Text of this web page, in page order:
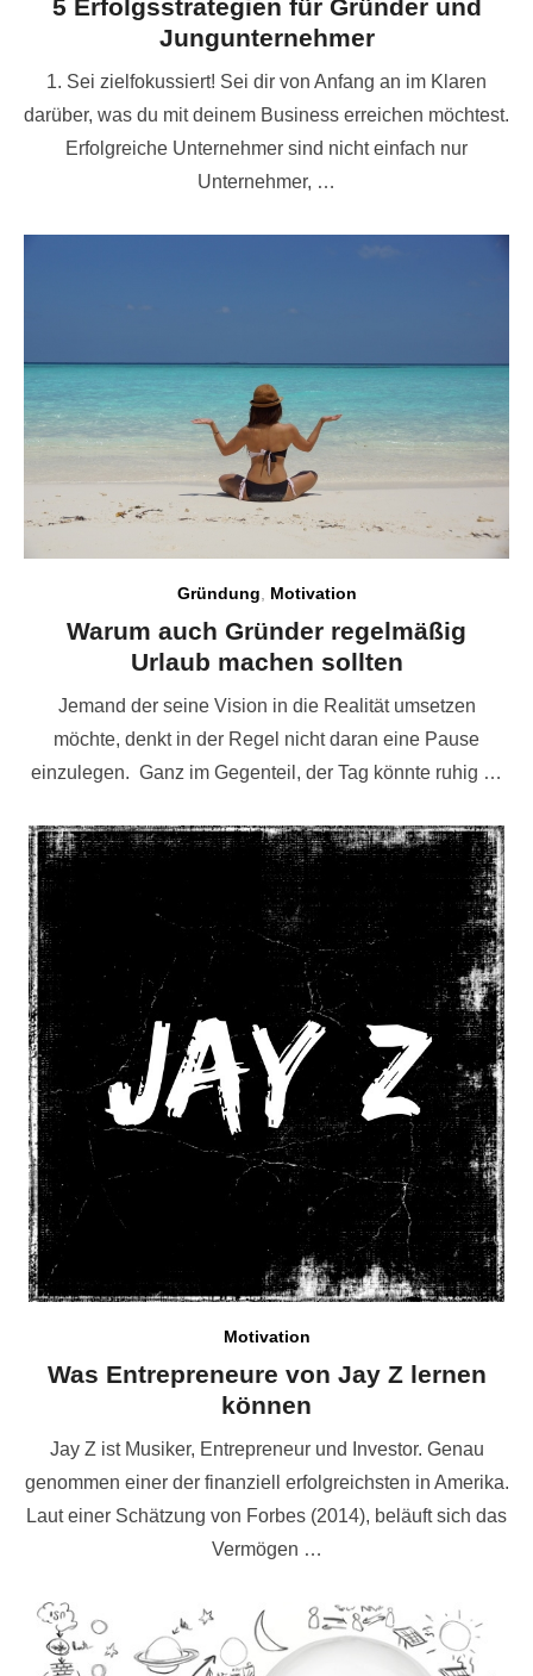
5 Erfolgsstrategien für Gründer und
Jungunternehmer
1. Sei zielfokussiert! Sei dir von Anfang an im Klaren
darüber, was du mit deinem Business erreichen möchtest.
Erfolgreiche Unternehmer sind nicht einfach nur
Unternehmer, …
Gründung Motivation
Warum auch Gründer regelmäßig
Urlaub machen sollten
Jemand der seine Vision in die Realität umsetzen
möchte, denkt in der Regel nicht daran eine Pause
einzulegen. Ganz im Gegenteil, der Tag könnte ruhig …
Motivation
Was Entrepreneure von Jay Z lernen
können
Jay Z ist Musiker, Entrepreneur und Investor. Genau
genommen einer der finanziell erfolgreichsten in Amerika.
Laut einer Schätzung von Forbes (2014), beläuft sich das
Vermögen …